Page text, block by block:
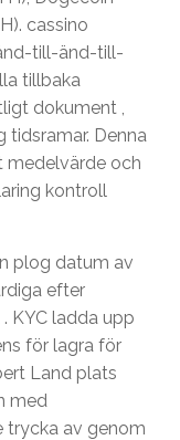
cassino
till-änd-till-
tillbaka
dokument ,
tidsramar. Denna
medelvärde och
kontroll
plog datum av
efter
KYC ladda upp
för lagra för
Land plats
med
trycka av genom